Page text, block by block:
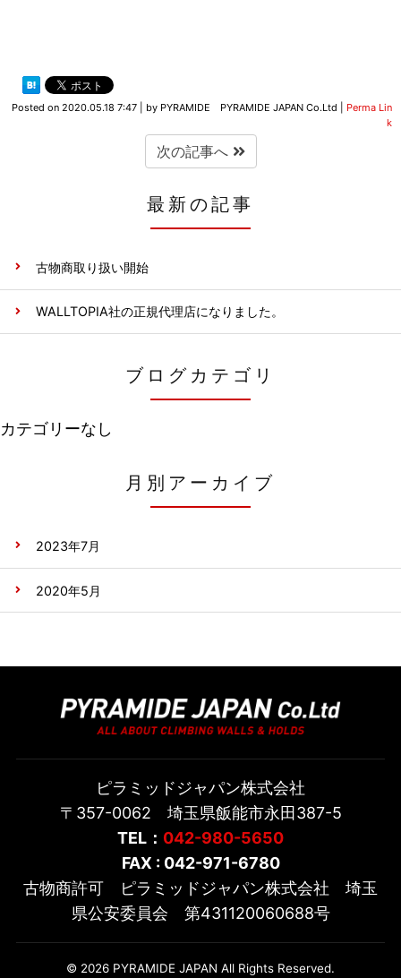
Posted on 2020.05.18 7:47 by PYRAMIDE PYRAMIDE JAPAN Co.Ltd
Perma Lin
k
次の記事へ
最新の記事
古物商取り扱い開始
WALLTOPIA社の正規代理店になりました。
ブログカテゴリ
カテゴリーなし
月別アーカイブ
2023年7月
2020年5月
ピラミッドジャパン株式会社
〒357-0062 埼玉県飯能市永田387-5
TEL： 042-980-5650
FAX : 042-971-6780
古物商許可 ピラミッドジャパン株式会社 埼玉
県公安委員会 第431120060688号
© 2026 PYRAMIDE JAPAN All Rights Reserved.